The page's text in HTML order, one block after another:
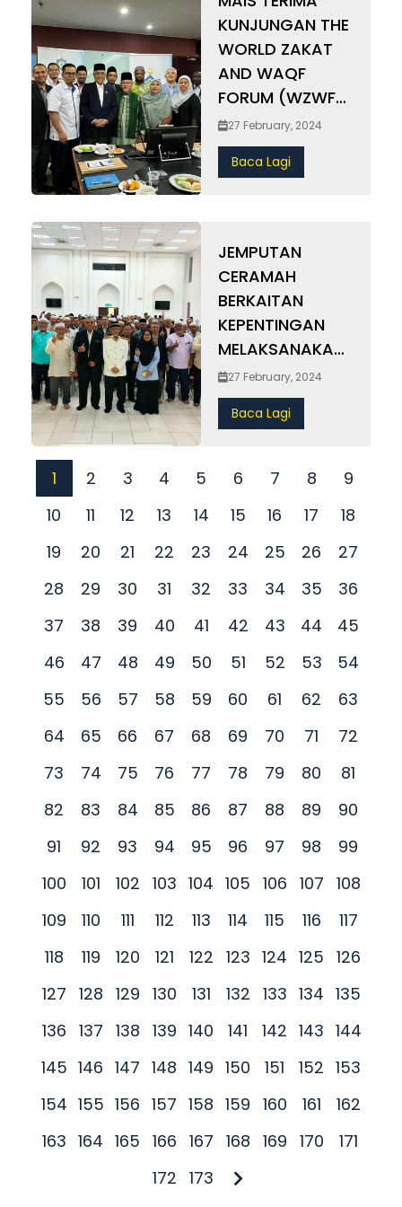
KUNJUNGAN THE
WORLD ZAKAT
AND WAQF
FORUM (WZWF),
ASSOCIATION IN
NIGERIA
(AZAWON) DAN
27 February, 2024
Baca Lagi
JEMPUTAN
CERAMAH
BERKAITAN
KEPENTINGAN
MELAKSANAKAN
FIDYAH DI
MASJID TAMAN
RAKAN CHERAS
27 February, 2024
Baca Lagi
1 2 3 4 5 6 7 8
9
10
11 12 13 14 15 16 17
18
19
20 21 22 23 24 25 26
27
28
29 30 31 32 33 34 35
36
37
38 39 40 41 42 43 44
45
46
47 48 49 50 51 52 53
54
55
56 57 58 59 60 61 62
63
64
65 66 67 68 69 70 71
72
73
74 75 76 77 78 79 80
81
82
83 84 85 86 87 88 89
90
91
92 93 94 95 96 97 98
99
100
101 102 103 104 105 106 107 108
109
110 111 112 113 114 115 116
117
118
119 120 121 122 123 124 125 126
127 128 129 130 131 132 133 134 135
136 137 138 139 140 141 142 143 144
145 146 147 148 149 150 151 152 153
154 155 156 157 158 159 160 161
162
163 164 165 166 167 168 169 170
171
172 173